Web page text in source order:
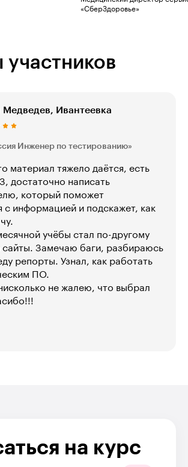
«СберЗдоровье»
Медведев, Ивантеевка
Инженер по тестированию»
материал тяжело даётся, есть
достаточно написать
который поможет
с информацией и подскажет, как
учёбы стал по-другому
сайты. Замечаю баги, разбираюсь
репорты. Узнал, как работать
ПО.
не жалею, что выбрал
на курс